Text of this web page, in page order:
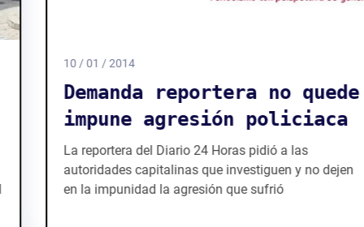
10 / 01 / 2014
Demanda reportera no quede
impune agresión policiaca
La reportera del Diario 24 Horas pidió a las
autoridades capitalinas que investiguen y no dejen
en la impunidad la agresión que sufrió